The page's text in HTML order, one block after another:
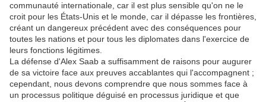
communauté internationale, car il est plus sensible qu'on ne le
croit pour les États-Unis et le monde, car il dépasse les frontières,
créant un dangereux précédent avec des conséquences pour
toutes les nations et pour tous les diplomates dans l'exercice de
leurs fonctions légitimes.
La défense d'Alex Saab a suffisamment de raisons pour augurer
de sa victoire face aux preuves accablantes qui l'accompagnent ;
cependant, nous devons comprendre que nous sommes face à
un processus politique déguisé en processus juridique et que